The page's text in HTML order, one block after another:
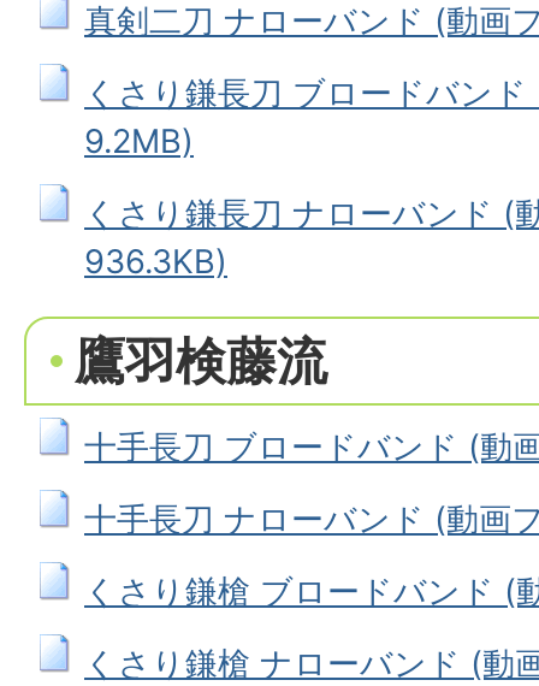
真剣二刀 ナローバンド (動画
くさり鎌長刀 ブロードバン
9.2MB)
くさり鎌長刀 ナローバンド (
936.3KB)
鷹羽検藤流
十手長刀 ブロードバンド (動
十手長刀 ナローバンド (動画
くさり鎌槍 ブロードバンド (
くさり鎌槍 ナローバンド (動